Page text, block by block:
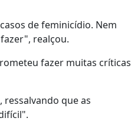
de feminicídio. Nem
realçou.
fazer muitas críticas
que as